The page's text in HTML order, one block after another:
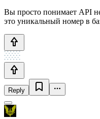
Вы просто понимает API
это уникальный номер в
Reply